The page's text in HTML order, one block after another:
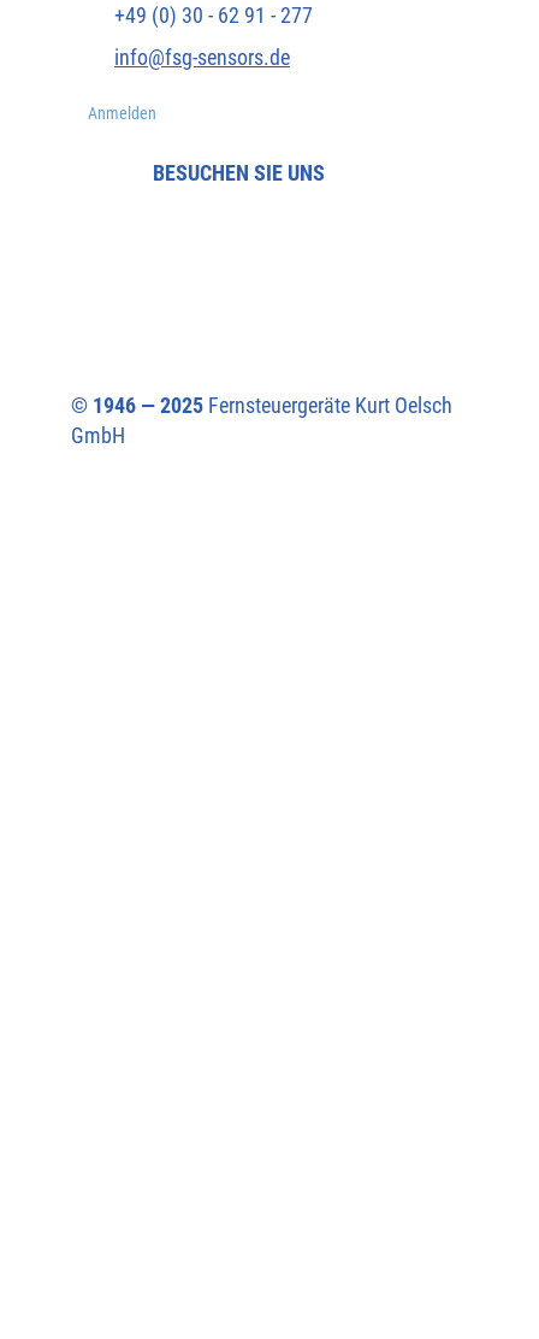
+49 (0) 30 - 62 91 - 277
info@fsg-sensors.de
Anmelden
© 1946 — 2025 Fernsteuergeräte Kurt Oelsch
GmbH​
BESUCHEN SIE UNS